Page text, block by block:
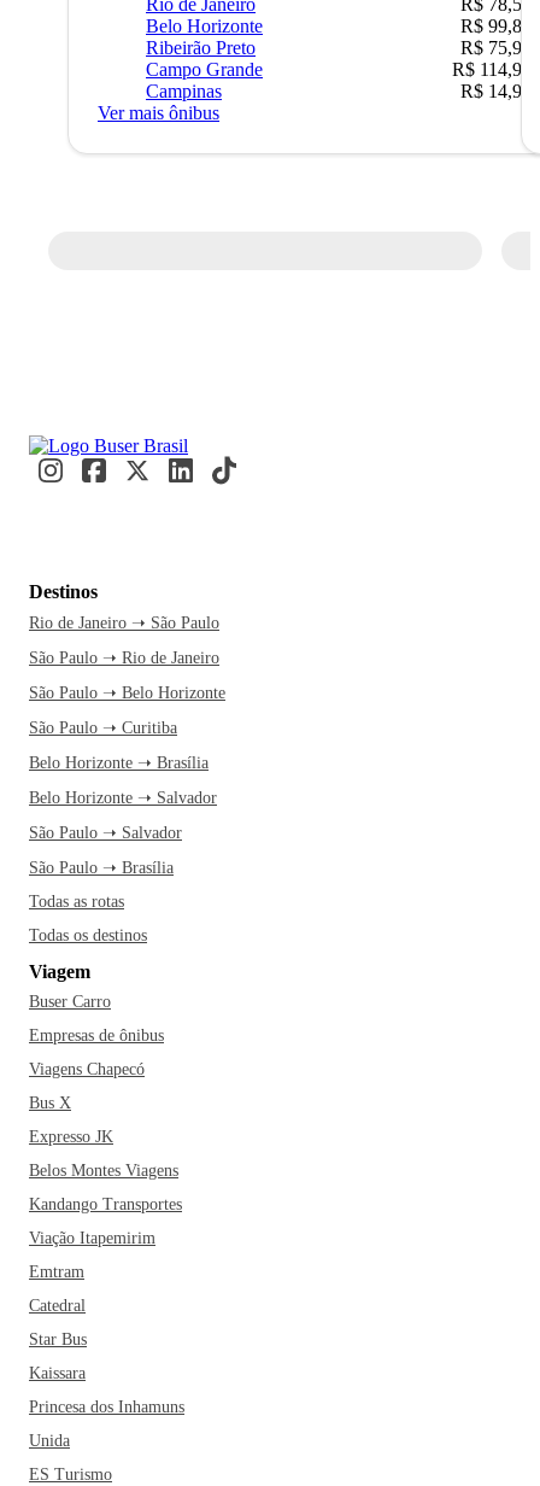
Rio de Janeiro
R$ 78,51
Belo Horizonte
R$ 99,89
Ribeirão Preto
R$ 75,90
Campo Grande
R$ 114,90
Campinas
R$ 14,90
Ver mais ônibus
Destinos
Rio de Janeiro ➝ São Paulo
São Paulo ➝ Rio de Janeiro
São Paulo ➝ Belo Horizonte
São Paulo ➝ Curitiba
Belo Horizonte ➝ Brasília
Belo Horizonte ➝ Salvador
São Paulo ➝ Salvador
São Paulo ➝ Brasília
Todas as rotas
Todas os destinos
Viagem
Buser Carro
Empresas de ônibus
Viagens Chapecó
Bus X
Expresso JK
Belos Montes Viagens
Kandango Transportes
Viação Itapemirim
Emtram
Catedral
Star Bus
Kaissara
Princesa dos Inhamuns
Unida
ES Turismo